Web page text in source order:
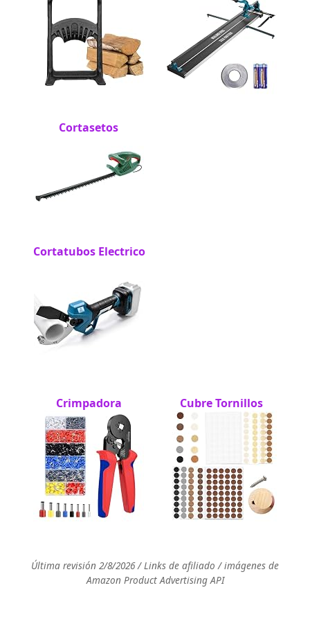
Cortasetos
Cortatubos Electrico
Crimpadora Cubre Tornillos
Última revisión 2/8/2026 / Links de afiliado / imágenes de
Amazon Product Advertising API